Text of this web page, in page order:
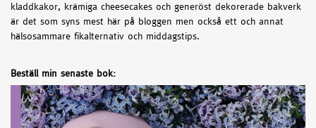
kladdkakor, krämiga cheesecakes och generöst dekorerade bakverk
är det som syns mest här på bloggen men också ett och annat
hälsosammare fikalternativ och middagstips.
Beställ min senaste bok: